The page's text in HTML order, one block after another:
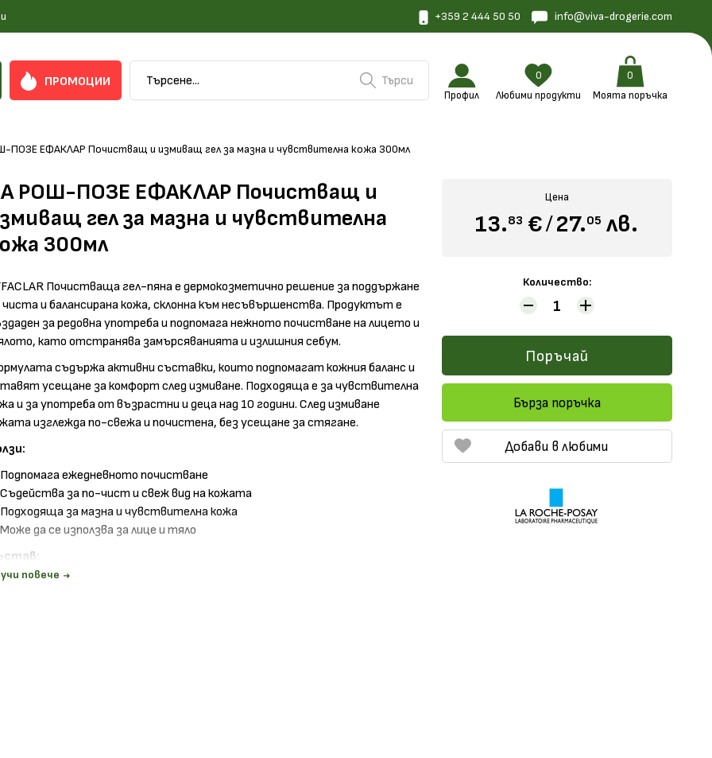
+359 2 444 50 50 info@viva-drogerie.com
ПРОМОЦИИ Търси
Профил Любими продукти
0
0
Моята поръчка
ПОЗЕ ЕФАКЛАР Почистващ и измиващ гел за мазна и чувствителна кожа 300мл
РОШ-ПОЗЕ ЕФАКЛАР Почистващ и
гел за мазна и чувствителна
300мл
Почистваща гел-пяна е дермокозметично решение за поддържане
чиста и балансирана кожа, склонна към несъвършенства. Продуктът е
за редовна употреба и подпомага нежното почистване на лицето и
като отстранява замърсяванията и излишния себум.
съдържа активни съставки, които подпомагат кожния баланс и
усещане за комфорт след измиване. Подходяща е за чувствителна
и за употреба от възрастни и деца над 10 години. След измиване
изглежда по-свежа и почистена, без усещане за стягане.
Подпомага ежедневното почистване
Съдейства за по-чист и свеж вид на кожата
Подходяща за мазна и чувствителна кожа
Може да се използва за лице и тяло
Zinc PCA, термална вода
повече
Цена
13.83 €/27.05 лв.
Количество:
Поръчай
Бърза поръчка
Добави в любими